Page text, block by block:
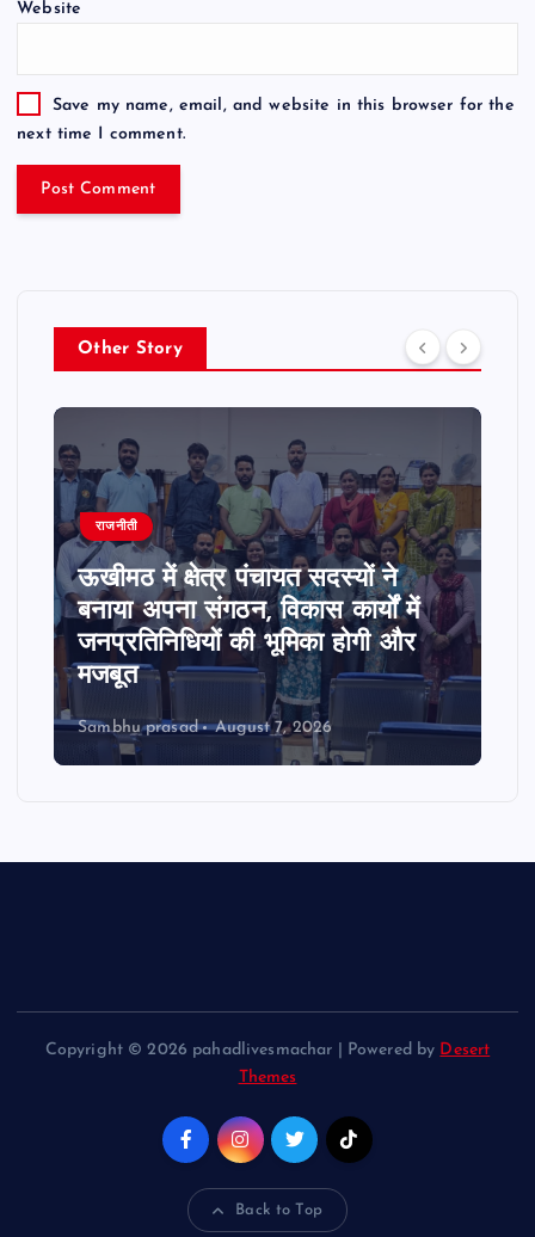
Website
Save my name, email, and website in this browser for the
next time I comment.
Other Story
राजनीती
ऊखीमठ में क्षेत्र पंचायत सदस्यों ने
बनाया अपना संगठन, विकास कार्यों में
जनप्रतिनिधियों की भूमिका होगी और
मजबूत
Sambhu prasad August 7, 2026
Copyright © 2026 pahadlivesmachar | Powered by Desert
Themes
Back to Top